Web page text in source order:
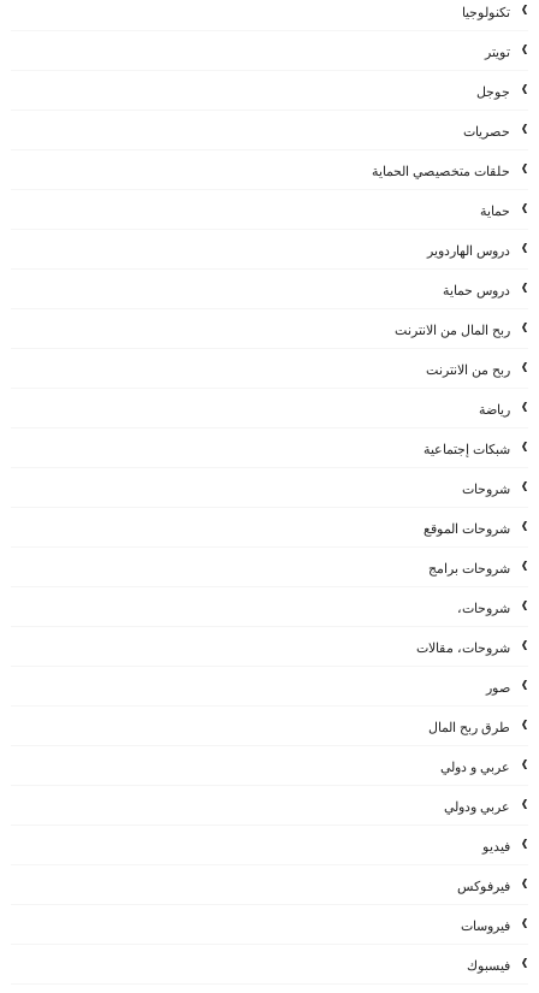
تكنولوجيا
تويتر
جوجل
حصريات
حلقات متخصيصي الحماية
حماية
دروس الهاردوير
دروس حماية
ربح المال من الانترنت
ربح من الانترنت
رياضة
شبكات إجتماعية
شروحات
شروحات الموقع
شروحات برامج
شروحات،
شروحات، مقالات
صور
طرق ربح المال
عربي و دولي
عربي ودولي
فيديو
فيرفوكس
فيروسات
فيسبوك